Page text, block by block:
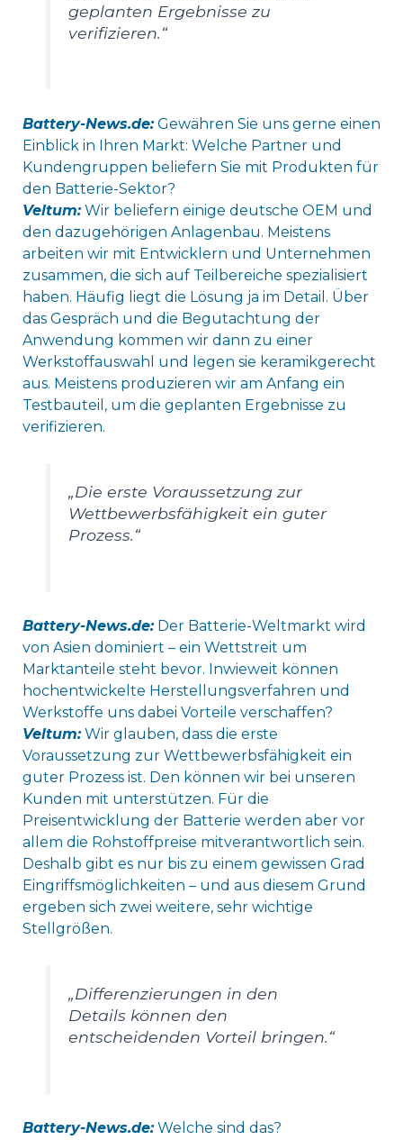
geplanten Ergebnisse zu
verifizieren.“
Battery-News.de:Gewähren Sie uns gerne einen
Einblick in Ihren Markt: Welche Partner und
Kundengruppen beliefern Sie mit Produkten für
den Batterie-Sektor?
Veltum:Wir beliefern einige deutsche OEM und
den dazugehörigen Anlagenbau. Meistens
arbeiten wir mit Entwicklern und Unternehmen
zusammen, die sich auf Teilbereiche spezialisiert
haben. Häufig liegt die Lösung ja im Detail. Über
das Gespräch und die Begutachtung der
Anwendung kommen wir dann zu einer
Werkstoffauswahl und legen sie keramikgerecht
aus. Meistens produzieren wir am Anfang ein
Testbauteil, um die geplanten Ergebnisse zu
verifizieren.
„Die erste Voraussetzung zur
Wettbewerbsfähigkeit ein guter
Prozess.“
Battery-News.de:Der Batterie-Weltmarkt wird
von Asien dominiert – ein Wettstreit um
Marktanteile steht bevor. Inwieweit können
hochentwickelte Herstellungsverfahren und
Werkstoffe uns dabei Vorteile verschaffen?
Veltum:Wir glauben, dass die erste
Voraussetzung zur Wettbewerbsfähigkeit ein
guter Prozess ist. Den können wir bei unseren
Kunden mit unterstützen. Für die
Preisentwicklung der Batterie werden aber vor
allem die Rohstoffpreise mitverantwortlich sein.
Deshalb gibt es nur bis zu einem gewissen Grad
Eingriffsmöglichkeiten – und aus diesem Grund
ergeben sich zwei weitere, sehr wichtige
Stellgrößen.
„Differenzierungen in den
Details können den
entscheidenden Vorteil bringen.“
Battery-News.de:Welche sind das?